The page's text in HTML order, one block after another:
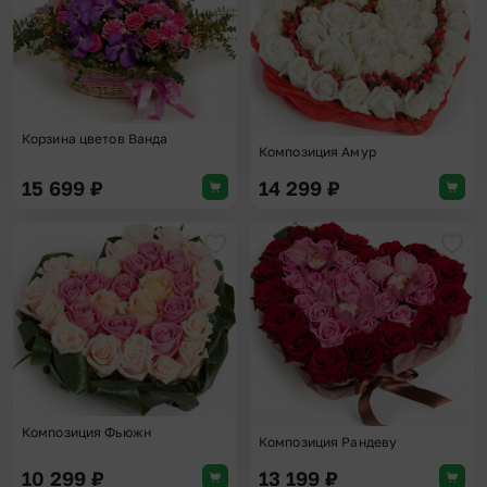
Корзина цветов Ванда
15 699 ₽
Композиция Амур
14 299 ₽
Добавить в избранное
Композиция Фьюжн
10 299 ₽
Композиция Рандеву
13 199 ₽